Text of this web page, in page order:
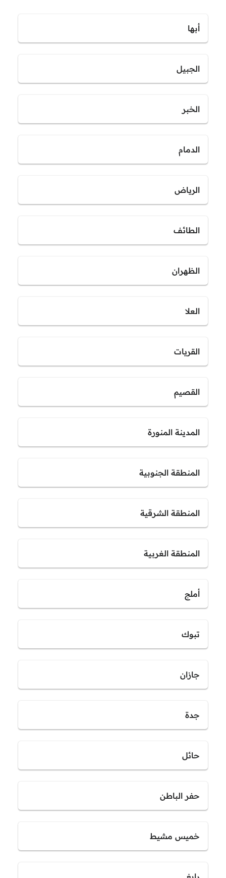
أبها
الجبيل
الخبر
الدمام
الرياض
الطائف
الظهران
العلا
القريات
القصيم
المدينة المنورة
المنطقة الجنوبية
المنطقة الشرقية
المنطقة الغربية
أملج
تبوك
جازان
جدة
حائل
حفر الباطن
خميس مشيط